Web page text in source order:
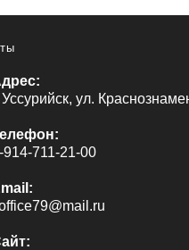
Уссурийск, ул.
914-711-21-00